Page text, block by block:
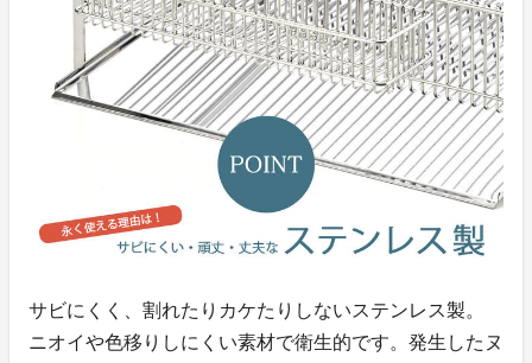
サビにくく、割れたりカケたりしないステンレス製。
ニオイや色移りしにくい素材で衛生的です。発生したヌ